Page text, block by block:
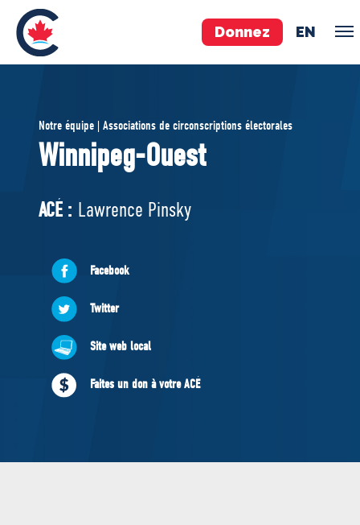
Donnez EN
ÉQUIPE
Pierre Poilievre
Vos députés conservateurs
Cabinet fantôme
Exécutif national
À PROPOS
Documents constitutifs
MÉDIAS
BÉNÉVOLE
Notre équipe | Associations de circonscriptions électorales
Winnipeg-Ouest
ACÉ : Lawrence Pinsky
Facebook
Twitter
Site web local
Faites un don à votre ACÉ